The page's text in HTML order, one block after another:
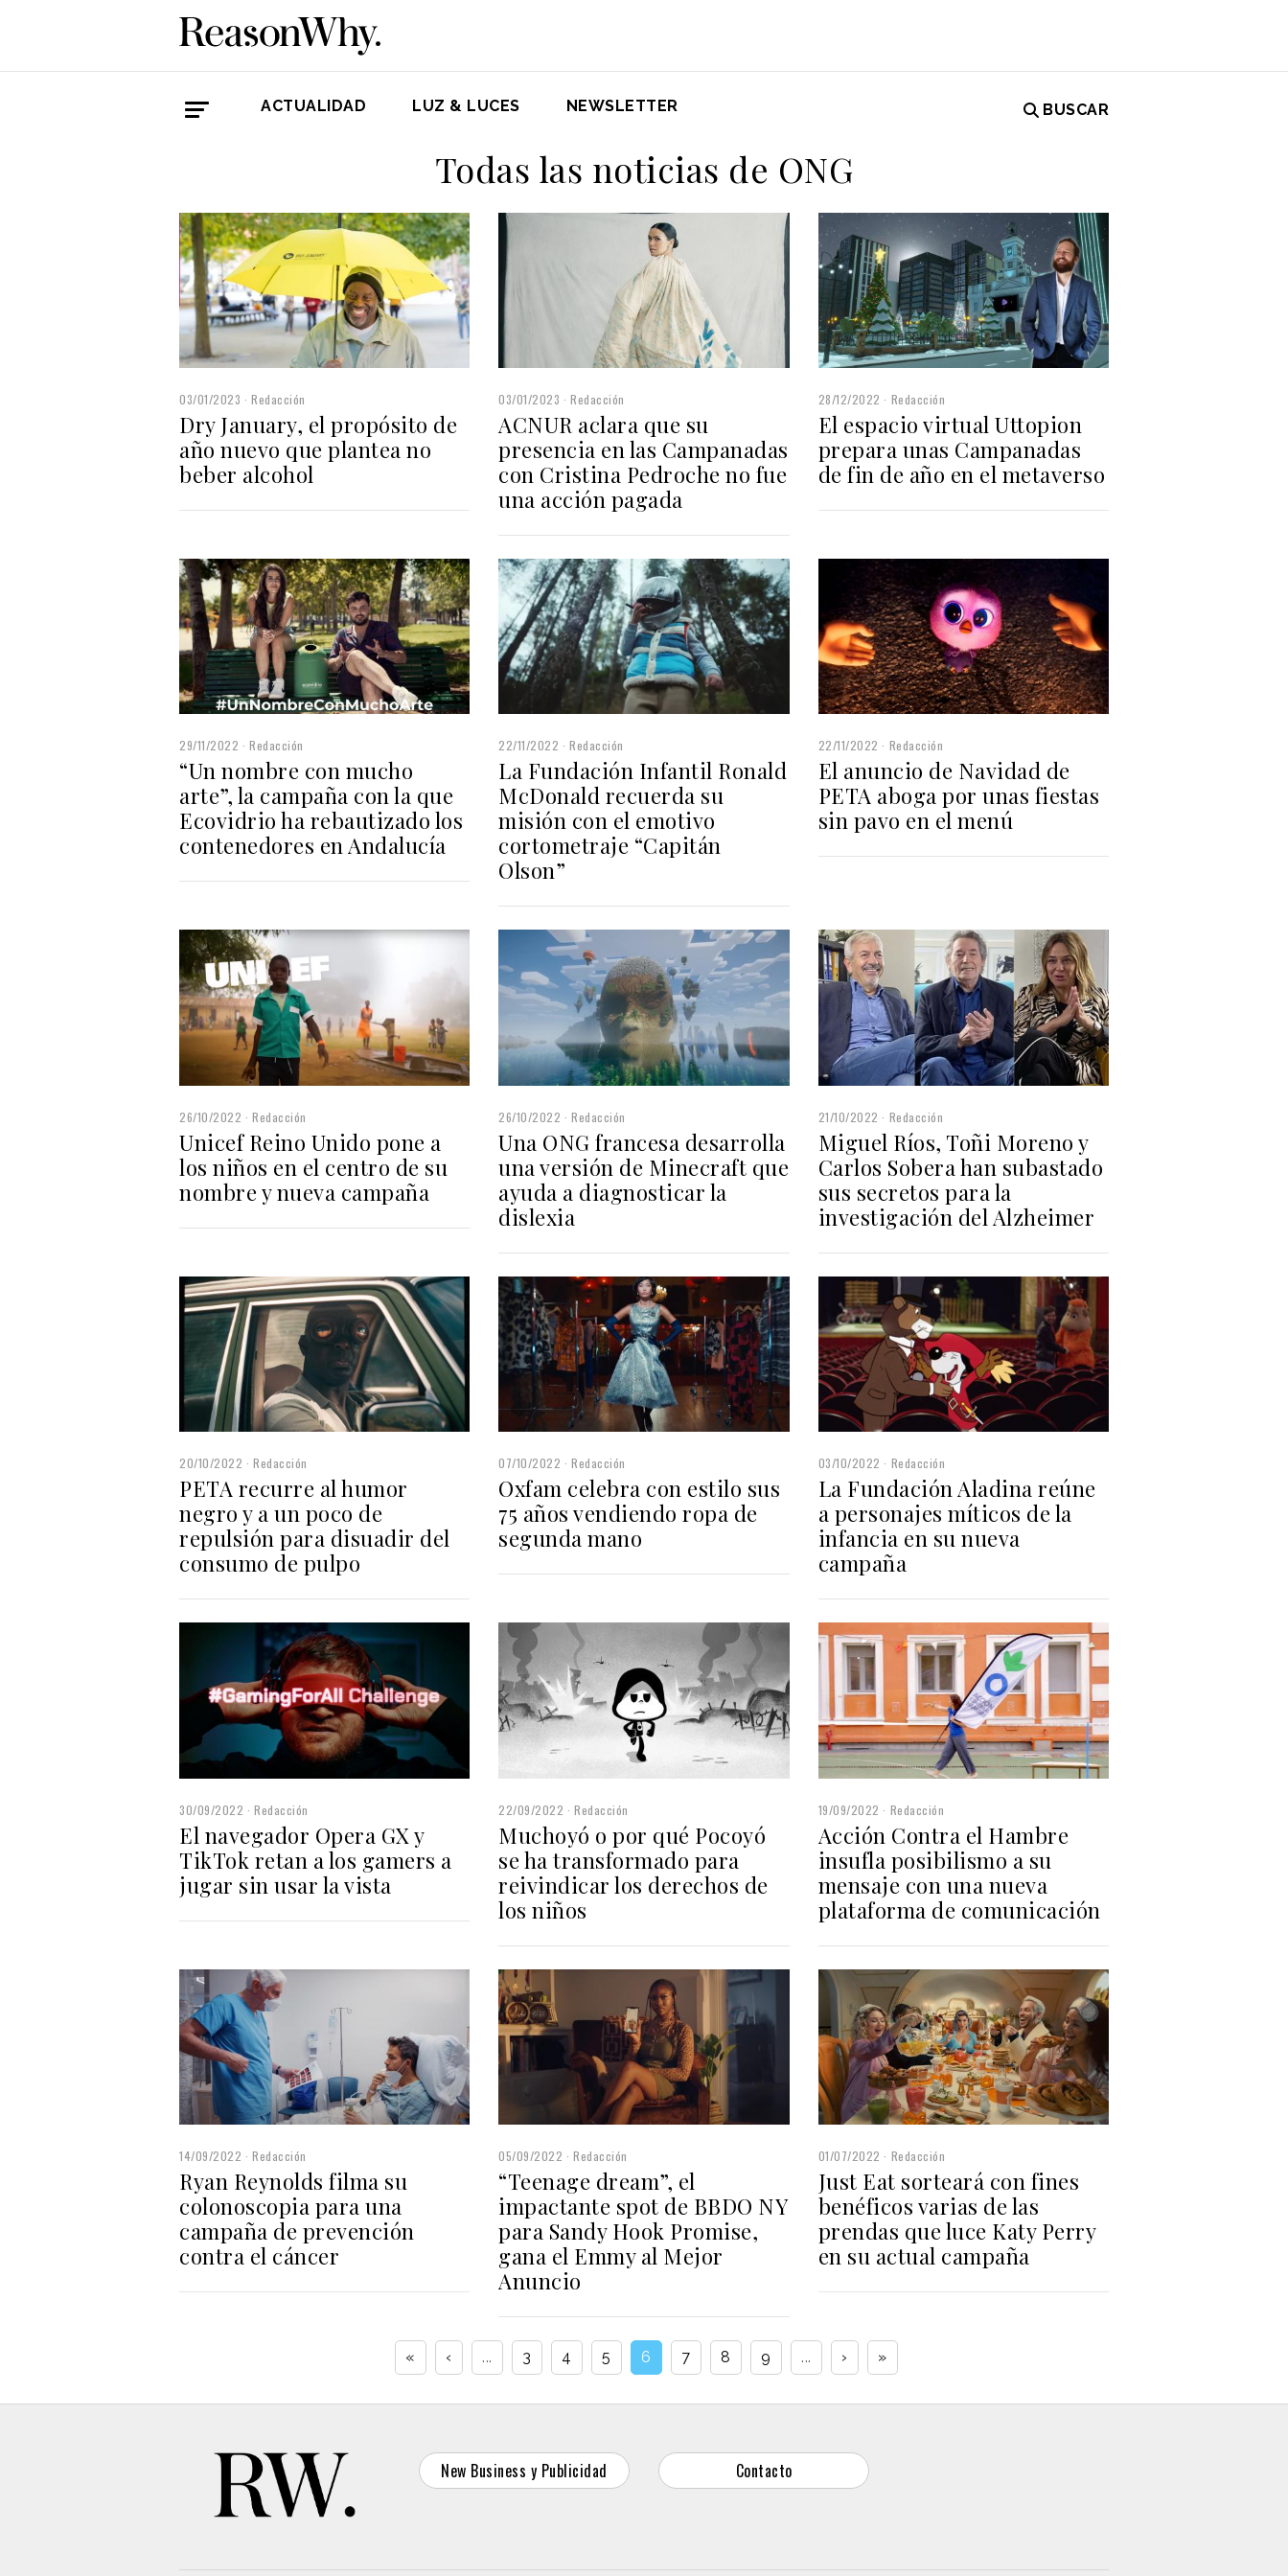
ACTUALIDAD LUZ & LUCES NEWSLETTER BUSCAR
Todas las noticias de ONG
03/01/2023 Redacción
Dry January, el propósito de
año nuevo que plantea no
beber alcohol
03/01/2023 Redacción
ACNUR aclara que su
presencia en las Campanadas
con Cristina Pedroche no fue
una acción pagada
28/12/2022 Redacción
El espacio virtual Uttopion
prepara unas Campanadas
de fin de año en el metaverso
29/11/2022 Redacción
“Un nombre con mucho
arte”, la campaña con la que
Ecovidrio ha rebautizado los
contenedores en Andalucía
22/11/2022 Redacción
La Fundación Infantil Ronald
McDonald recuerda su
misión con el emotivo
cortometraje “Capitán
Olson”
22/11/2022 Redacción
El anuncio de Navidad de
PETA aboga por unas fiestas
sin pavo en el menú
26/10/2022 Redacción
Unicef Reino Unido pone a
los niños en el centro de su
nombre y nueva campaña
26/10/2022 Redacción
Una ONG francesa desarrolla
una versión de Minecraft que
ayuda a diagnosticar la
dislexia
21/10/2022 Redacción
Miguel Ríos, Toñi Moreno y
Carlos Sobera han subastado
sus secretos para la
investigación del Alzheimer
20/10/2022 Redacción
PETA recurre al humor
negro y a un poco de
repulsión para disuadir del
consumo de pulpo
07/10/2022 Redacción
Oxfam celebra con estilo sus
75 años vendiendo ropa de
segunda mano
03/10/2022 Redacción
La Fundación Aladina reúne
a personajes míticos de la
infancia en su nueva
campaña
30/09/2022 Redacción
El navegador Opera GX y
TikTok retan a los gamers a
jugar sin usar la vista
22/09/2022 Redacción
Muchoyó o por qué Pocoyó
se ha transformado para
reivindicar los derechos de
los niños
19/09/2022 Redacción
Acción Contra el Hambre
insufla posibilismo a su
mensaje con una nueva
plataforma de comunicación
14/09/2022 Redacción
Ryan Reynolds filma su
colonoscopia para una
campaña de prevención
contra el cáncer
05/09/2022 Redacción
“Teenage dream”, el
impactante spot de BBDO NY
para Sandy Hook Promise,
gana el Emmy al Mejor
Anuncio
01/07/2022 Redacción
Just Eat sorteará con fines
benéficos varias de las
prendas que luce Katy Perry
en su actual campaña
« ‹ ... 3 4 5 6 7 8 9 ... › »
New Business y Publicidad Contacto